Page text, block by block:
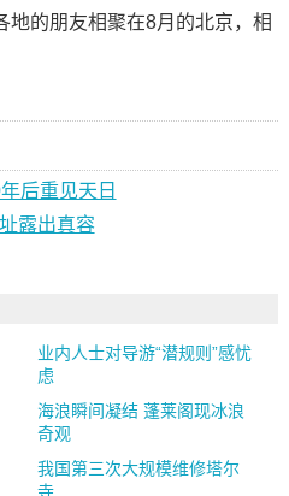
地的朋友相聚在8月的北京，相
后重见天日
露出真容
业内人士对导游“潜规则”感忧
虑
海浪瞬间凝结 蓬莱阁现冰浪
奇观
我国第三次大规模维修塔尔
寺